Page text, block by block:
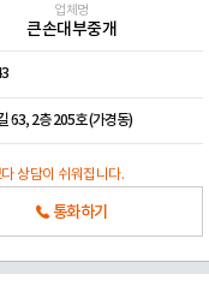
업체명
큰손대부중개
63, 2층 205호 (가경동)
상담이 쉬워집니다.
통화하기